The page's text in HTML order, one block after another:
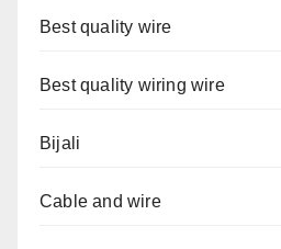
Best quality wire
Best quality wiring wire
Bijali
Cable and wire